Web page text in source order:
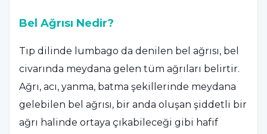
Bel Ağrısı Nedir?
Tıp dilinde lumbago da denilen bel ağrısı, bel
civarında meydana gelen tüm ağrıları belirtir.
Ağrı, acı, yanma, batma şekillerinde meydana
gelebilen bel ağrısı, bir anda oluşan şiddetli bir
ağrı halinde ortaya çıkabileceği gibi hafif